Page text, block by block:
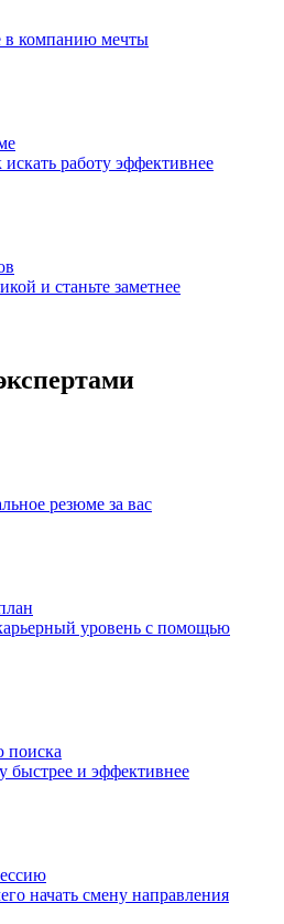
в компанию мечты
работу эффективнее
и станьте заметнее
резюме за вас
уровень с помощью
поиска
быстрее и эффективнее
начать смену направления